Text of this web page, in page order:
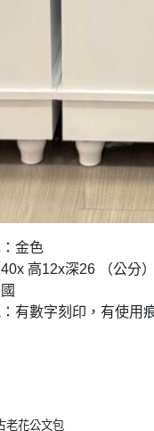
金色
高12x深26 （公分）
有數字刻印，有使用
老花公文包